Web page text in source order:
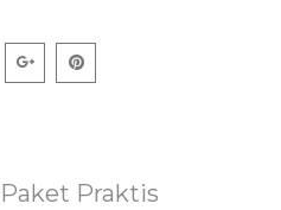
Praktis